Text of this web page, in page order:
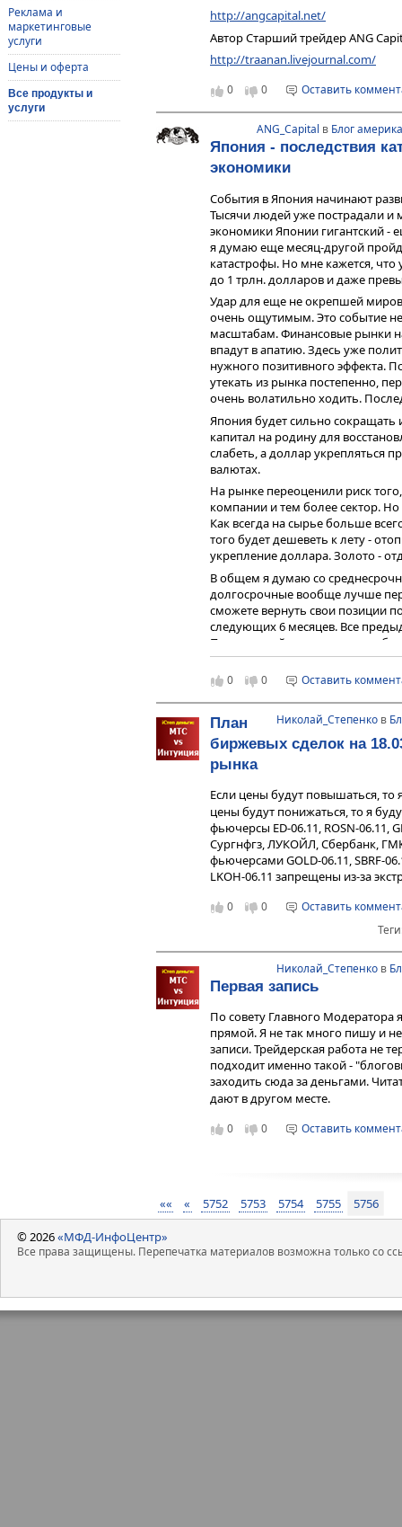
Реклама и
маркетинговые
услуги
Цены и оферта
Все продукты и
услуги
http://angcapital.net/
Автор Старший трейдер ANG
http://traanan.livejournal.com/
0 0 Оставить
ANG_Capital в Блог
Япония - последствия
экономики
События в Япония начинают
Тысячи людей уже пострадали и
экономики Японии гигантский -
я думаю еще месяц-другой
катастрофы. Но мне кажется,
до 1 трлн. долларов и даже
Удар для еще не окрепшей
очень ощутимым. Это событие
масштабам. Финансовые рынки
впадут в апатию. Здесь уже
нужного позитивного эффекта.
утекать из рынка постепенно,
очень волатильно ходить.
Япония будет сильно
капитал на родину для
слабеть, а доллар укрепляться
валютах.
На рынке переоценили риск
компании и тем более сектор.
Как всегда на сырье больше
того будет дешеветь к лету -
укрепление доллара. Золото -
В общем я думаю со
долгосрочные вообще лучше
сможете вернуть свои позиции
следующих 6 месяцев. Все
Поэтому мой совет - лучше
более менее здравые оценки
Скорого отката не ждите. И не
не коснется России, нефти и т.д.
страны, как Россия со слабыми
других.
Интересные ссылки по этой теме:
http://community.livejournal.com/
http://www.vesti.ru/
Авторhttp://
0 0 Оставить
Николай_Степенко в
План
биржевых сделок на
рынка
Если цены будут повышаться, то
цены будут понижаться, то я
фьючерсы ED-06.11, ROSN-06.11,
Сургнфгз, ЛУКОЙЛ, Сбербанк,
фьючерсами GOLD-06.11, SBRF-
LKOH-06.11 запрещены из-за
0 0
Оставить
Николай_Степенко в
Первая запись
По совету Главного
прямой. Я не так много пишу и
записи. Трейдерская работа не
подходит именно такой -
заходить сюда за деньгами.
дают в другом месте.
0 0 Оставить
«« « 5752 5753 5754 5755 5756
© 2026«МФД-ИнфоЦентр»
Все права защищены. Перепечатка материалов возможна только со